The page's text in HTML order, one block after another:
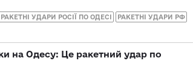
РАКЕТНІ УДАРИ РОСІЇ ПО ОДЕСІ РАКЕТНІ УДАРИ РФ
на Одесу: Це ракетний удар по